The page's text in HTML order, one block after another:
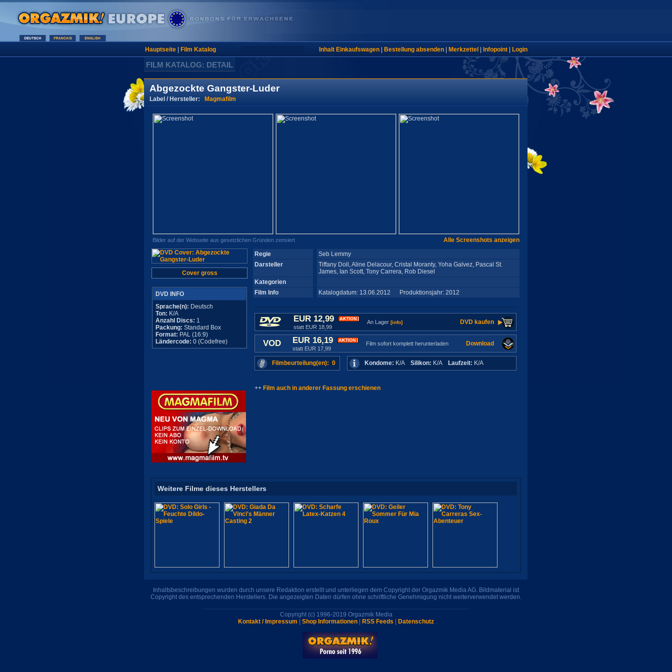
Hauptseite| Film Katalog Inhalt Einkaufswagen| Bestellung absenden| Merkzettel Infopoint| Login
FILM KATALOG: DETAIL
Abgezockte Gangster-Luder
Label / Hersteller: Magmafilm
Bilder auf der Webseite aus gesetzlichen Gründen zensiert Alle Screenshots anzeigen
Cover gross
DVD INFO
Sprache(n): Deutsch
Ton: K/A
Anzahl Discs: 1
Packung: Standard Box
Format: PAL (16:9)
Ländercode: 0 (Codefree)
Regie
Seb Lemmy
Darsteller
Tiffany Doll, Aline Delacour, Cristal Moranty, Yoha Galvez, Pascal St.
James, Ian Scott, Tony Carrera, Rob Diesel
Kategorien
Film Info
Katalogdatum: 13.06.2012 Produktionsjahr: 2012
EUR 12,99
statt EUR 18,99
An Lager [info] DVD kaufen
VOD EUR 16,19
statt EUR 17,99
Film sofort komplett herunterladen Download
Filmbeurteilung(en): 0 Kondome: K/A Silikon: K/A Laufzeit: K/A
++ Film auch in anderer Fassung erschienen
Weitere Filme dieses Herstellers
Inhaltsbeschreibungen wurden durch unsere Redaktion erstellt und unterliegen dem Copyright der Orgazmik Media AG. Bildmaterial ist
Copyright des entsprechenden Herstellers. Die angezeigten Daten dürfen ohne schriftliche Genehmigung nicht weiterverwendet werden.
Copyright (c) 1996-2019 Orgazmik Media
Kontakt / Impressum
Shop Informationen RSS Feeds Datenschutz